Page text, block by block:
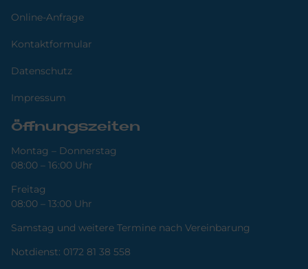
Online-Anfrage
Kontaktformular
Datenschutz
Impressum
Öffnungszeiten
Montag – Donnerstag
08:00 – 16:00 Uhr
Freitag
08:00 – 13:00 Uhr
Samstag und weitere Termine nach Vereinbarung
Notdienst: 0172 81 38 558